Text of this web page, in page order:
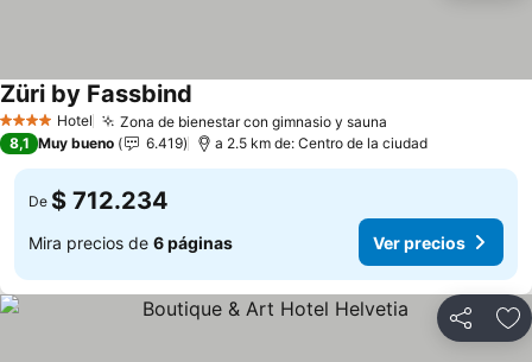
4 EstrellasHotel Zona de bienestar con gimnasio y sauna
Züri by Fassbind
8,1 Muy bueno 6.419 a 2.5 km de: Centro de la ciudad
De $ 712.234
Mira precios de 6 páginas Ver precios
Compartir